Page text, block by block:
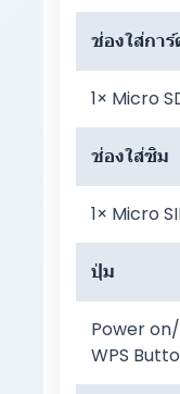
ช่องใส่การ์
1× Micro
ช่องใส่ซิม
1× Micro
ปุ่ม
Power
WPS